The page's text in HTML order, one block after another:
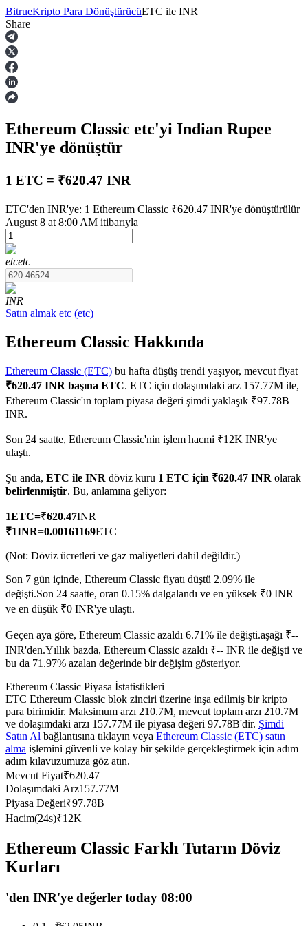
Vadeli İşlemler
USDT Vadeli İşlemleri
Teminat olarak USDT kullanan vadeli işlemler
COIN-M Vadeli İşlemleri
Kripto Para Vadeli İşlemleri
TradFi
USDC Vadeli İşlemleri
USDC'yi teminat olarak kullanan vadeli işlemler
Kopya Ticaret
En iyi traderlarla güçlerinizi birleştirin
BitrueKripto Para DönüştürücüETC ile INR
Share
Ethereum Classic etc'yi Indian Rupee
INR'ye dönüştür
1 ETC = ₹620.47 INR
ETC'den INR'ye: 1 Ethereum Classic ₹620.47 INR'ye dönüştürülür
August 8 at 8:00 AM itibarıyla
etcetc
INR
Satın almak etc (etc)
Ethereum Classic Hakkında
Ethereum Classic (ETC) bu hafta düşüş trendi yaşıyor, mevcut fiyat
₹620.47 INR başına ETC. ETC için dolaşımdaki arz 157.77M ile,
Ethereum Classic'ın toplam piyasa değeri şimdi yaklaşık ₹97.78B
INR.
Son 24 saatte, Ethereum Classic'nin işlem hacmi ₹12K INR'ye
ulaştı.
Şu anda, ETC ile INR döviz kuru 1 ETC için ₹620.47 INR olarak
belirlenmiştir. Bu, anlamına geliyor:
1ETC=₹620.47INR
₹1INR=0.00161169ETC
(Not: Döviz ücretleri ve gaz maliyetleri dahil değildir.)
Son 7 gün içinde, Ethereum Classic fiyatı düştü 2.09% ile
değişti.Son 24 saatte, oran 0.15% dalgalandı ve en yüksek ₹0 INR
ve en düşük ₹0 INR'ye ulaştı.
Geçen aya göre, Ethereum Classic azaldı 6.71% ile değişti.aşağı ₹--
INR'den.Yıllık bazda, Ethereum Classic azaldı ₹-- INR ile değişti ve
bu da 71.97% azalan değerinde bir değişim gösteriyor.
Ethereum Classic Piyasa İstatistikleri
ETC Ethereum Classic blok zinciri üzerine inşa edilmiş bir kripto
para birimidir. Maksimum arzı 210.7M, mevcut toplam arzı 210.7M
ve dolaşımdaki arzı 157.77M ile piyasa değeri 97.78B'dir. Şimdi
Satın Al bağlantısına tıklayın veya Ethereum Classic (ETC) satın
alma işlemini güvenli ve kolay bir şekilde gerçekleştirmek için adım
adım kılavuzumuza göz atın.
Mevcut Fiyat₹620.47
Dolaşımdaki Arz157.77M
Piyasa Değeri₹97.78B
Hacim(24s)₹12K
Ethereum Classic Farklı Tutarın Döviz
Kurları
'den INR'ye değerler today 08:00